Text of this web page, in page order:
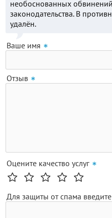
необоснованных
законодательства. В
удалён.
Ваше имя
Отзыв
Оцените качество услуг
Для защиты от спама